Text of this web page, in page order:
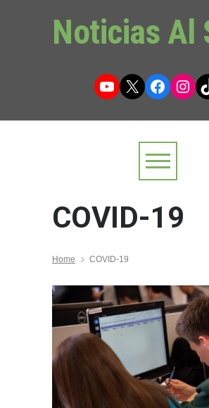
Noticias Al
YouTube
X
COVID-19
Home COVID-19